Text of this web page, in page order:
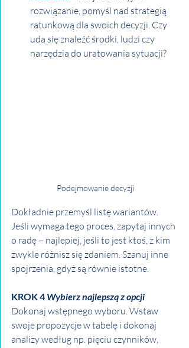
rozwiązanie, pomyśl nad strategią
ratunkową dla swoich decyzji. Czy
uda się znaleźć środki, ludzi czy
narzędzia do uratowania sytuacji?
Podejmowanie decyzji
Dokładnie przemyśl listę wariantów.
Jeśli wymaga tego proces, zapytaj innych
o radę – najlepiej, jeśli to jest ktoś, z kim
zwykle różnisz się zdaniem. Szanuj inne
spojrzenia, gdyż są równie istotne.
KROK 4 Wybierz najlepszą z opcji
Dokonaj wstępnego wyboru. Wstaw
swoje propozycje w tabelę i dokonaj
analizy według np. pięciu czynników,